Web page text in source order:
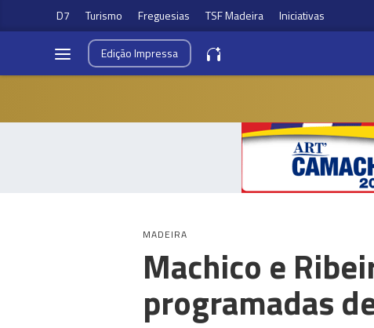
D7 Turismo Freguesias TSF Madeira Iniciativas
EdiçãoImpressa
MADEIRA
Machico e
programadas